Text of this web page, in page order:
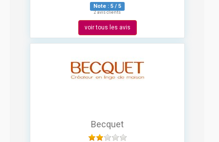
Note : 5 / 5
2 avis clients
voir tous les avis
Becquet